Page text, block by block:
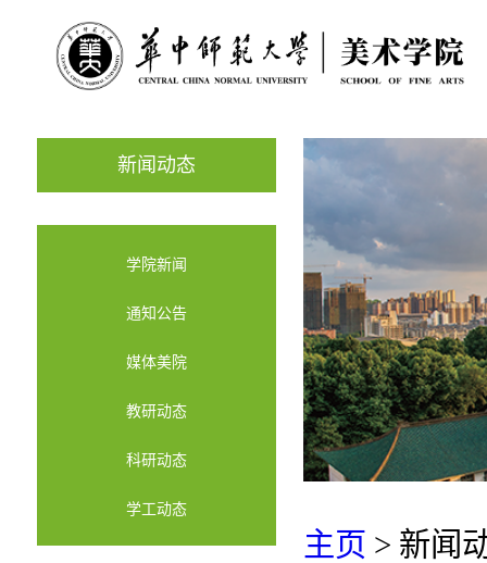
新闻动态
学院新闻
通知公告
媒体美院
教研动态
科研动态
学工动态
主页 > 新闻